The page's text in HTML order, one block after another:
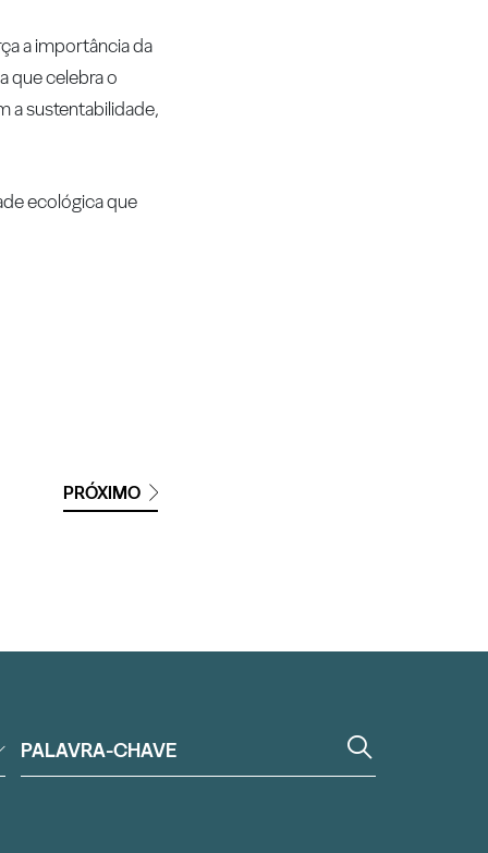
a importância da
que celebra o
a sustentabilidade,
ecológica que
PRÓXIMO